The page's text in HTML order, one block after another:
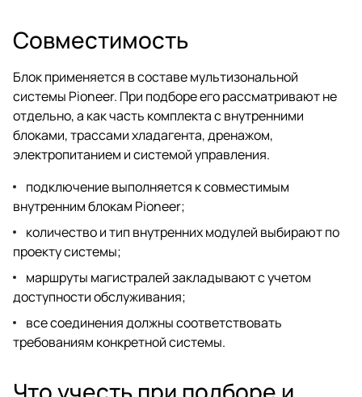
Совместимость
Блок применяется в составе мультизональной
системы Pioneer. При подборе его рассматривают не
отдельно, а как часть комплекта с внутренними
блоками, трассами хладагента, дренажом,
электропитанием и системой управления.
подключение выполняется к совместимым
внутренним блокам Pioneer;
количество и тип внутренних модулей выбирают по
проекту системы;
маршруты магистралей закладывают с учетом
доступности обслуживания;
все соединения должны соответствовать
требованиям конкретной системы.